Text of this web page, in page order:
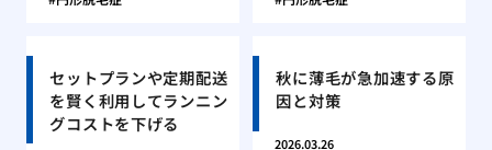
セットプランや定期配送
を賢く利用してランニン
グコストを下げる
秋に薄毛が急加速する原
因と対策
2026.03.26